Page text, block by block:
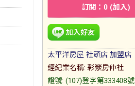
訂閱：0 (加入)
太平洋房屋 社頭店 加盟店
經紀業名稱: 彩縈房仲社
證號: (107)登字第333408號